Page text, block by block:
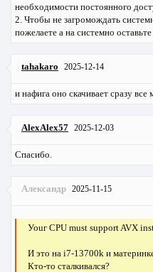
необходимости постоянного
2. Чтобы не загромождать
пожелаете а на системно
tahakaro 2025-12-14
и нафига оно скачивает сразу
AlexAlex57 2025-12-03
Спасибо.
Александр 2025-11-15
Уоuг CPU must support AVX
И это на i7-13700k и
Кто-то сталкивался?